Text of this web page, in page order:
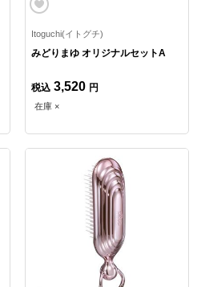
Itoguchi(イトグチ)
みどりまゆ オリジナルセットA
税込 3,520 円
在庫 ×